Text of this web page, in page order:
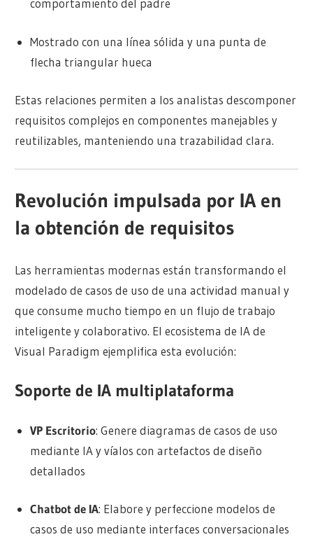
comportamiento del padre
Mostrado con una línea sólida y una punta de
flecha triangular hueca
Estas relaciones permiten a los analistas descomponer
requisitos complejos en componentes manejables y
reutilizables, manteniendo una trazabilidad clara.
Revolución impulsada por IA en
la obtención de requisitos
Las herramientas modernas están transformando el
modelado de casos de uso de una actividad manual y
que consume mucho tiempo en un flujo de trabajo
inteligente y colaborativo. El ecosistema de IA de
Visual Paradigm ejemplifica esta evolución:
Soporte de IA multiplataforma
VP Escritorio: Genere diagramas de casos de uso
mediante IA y víalos con artefactos de diseño
detallados
Chatbot de IA: Elabore y perfeccione modelos de
casos de uso mediante interfaces conversacionales